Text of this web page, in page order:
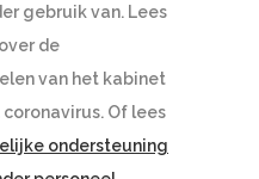
gebruik van. Lees
de
van het kabinet
Of lees
ondersteuning